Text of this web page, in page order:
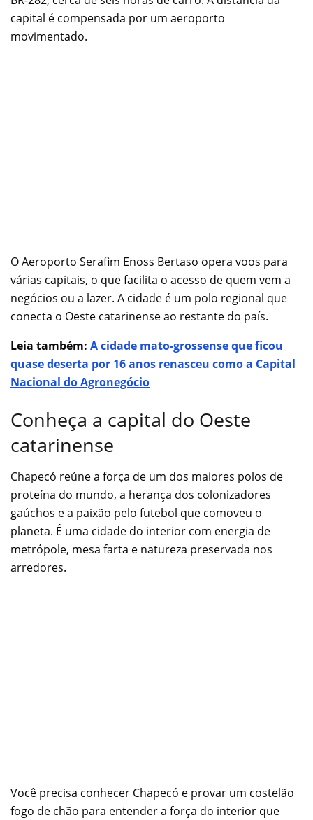
capital é compensada por um aeroporto
movimentado.
O Aeroporto Serafim Enoss Bertaso opera voos para
várias capitais, o que facilita o acesso de quem vem a
negócios ou a lazer. A cidade é um polo regional que
conecta o Oeste catarinense ao restante do país.
Leia também: A cidade mato-grossense que ficou
quase deserta por 16 anos renasceu como a Capital
Nacional do Agronegócio
Conheça a capital do Oeste
catarinense
Chapecó reúne a força de um dos maiores polos de
proteína do mundo, a herança dos colonizadores
gaúchos e a paixão pelo futebol que comoveu o
planeta. É uma cidade do interior com energia de
metrópole, mesa farta e natureza preservada nos
arredores.
Você precisa conhecer Chapecó e provar um costelão
fogo de chão para entender a força do interior que